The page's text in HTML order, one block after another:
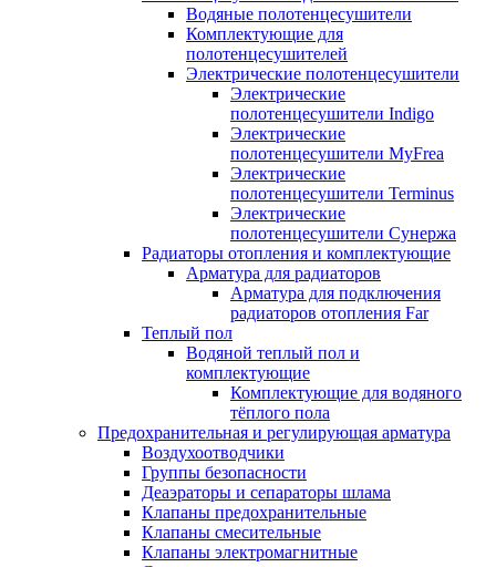
Водяные полотенцесушители
Комплектующие для
полотенцесушителей
Электрические полотенцесушители
Электрические
полотенцесушители Indigo
Электрические
полотенцесушители MyFrea
Электрические
полотенцесушители Terminus
Электрические
полотенцесушители Сунержа
Радиаторы отопления и комплектующие
Арматура для радиаторов
Арматура для подключения
радиаторов отопления Far
Теплый пол
Водяной теплый пол и
комплектующие
Комплектующие для водяного
тёплого пола
Предохранительная и регулирующая арматура
Воздухоотводчики
Группы безопасности
Деаэраторы и сепараторы шлама
Клапаны предохранительные
Клапаны смесительные
Клапаны электромагнитные